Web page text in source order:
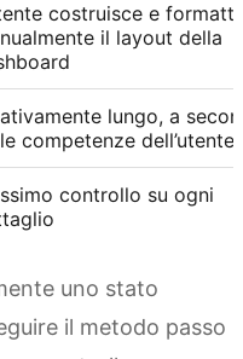
costruisce e
il layout della
lungo, a
competenze dell’utente
controllo su ogni
uno stato
il metodo passo